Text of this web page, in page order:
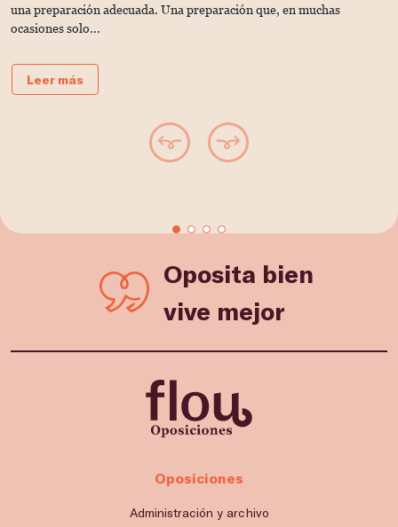
una preparación adecuada. Una preparación que, en muchas
ocasiones solo...
Leer más
Oposita bien
vive mejor
Oposiciones
Administración y archivo